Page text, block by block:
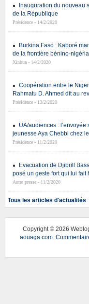
Inauguration du nouveau
de la République
Présidence - 14/2/2020
Burkina Faso : Kaboré
de la frontière bénino-
Xinhua - 14/2/2020
Coopération entre le
Rahmatu D. Ahmed dit au
Présidence - 13/2/2020
UA/audiences :
jeunesse Aya Chebbi chez
Présidence - 11/2/2020
Evacuation de Djibrill
posé un geste fort qui lui fait
Autre presse - 11/2/2020
Tous les articles d'actualités
Copyright © 2026
aouaga.com.